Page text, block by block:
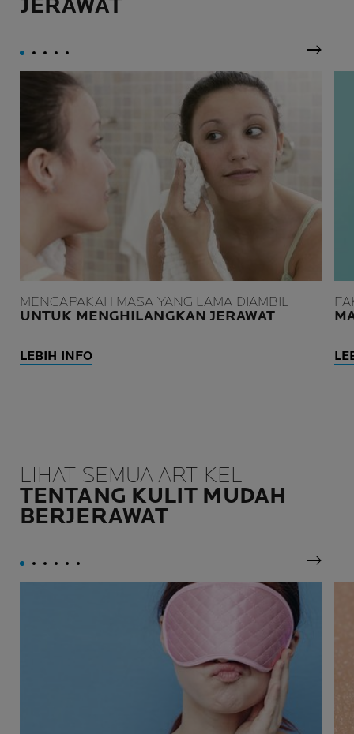
JERAWAT
Panel
MENGAPAKAH MASA YANG LAMA DIAMBIL
UNTUK MENGHILANGKAN JERAWAT
LEBIH INFO
LIHAT SEMUA ARTIKEL
TENTANG KULIT MUDAH
BERJERAWAT
Panel